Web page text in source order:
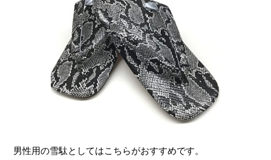
男性用の雪駄としてはこちらがおすすめです。